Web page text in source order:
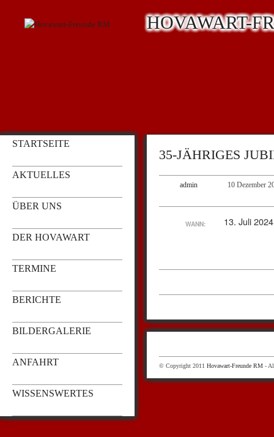
STARTSEITE
AKTUELLES
ÜBER UNS
DER HOVAWART
TERMINE
BERICHTE
BILDERGALERIE
ANFAHRT
WISSENSWERTES
HOVAWART-
35-JÄHRIGES
admin 10 Dezember
WANN: 13. Juli
© Copyright 2011 Hovawart-Freunde RM -